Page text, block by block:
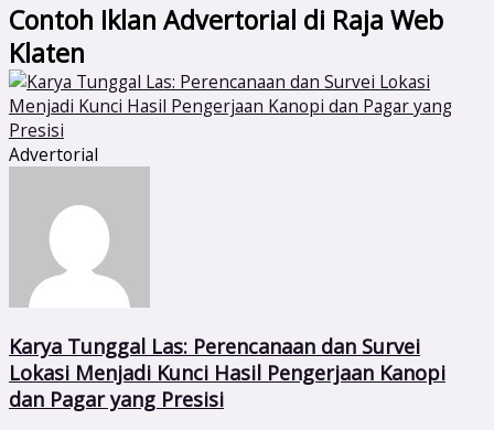
Contoh Iklan Advertorial di Raja Web
Klaten
Advertorial
Karya Tunggal Las: Perencanaan dan Survei
Lokasi Menjadi Kunci Hasil Pengerjaan Kanopi
dan Pagar yang Presisi